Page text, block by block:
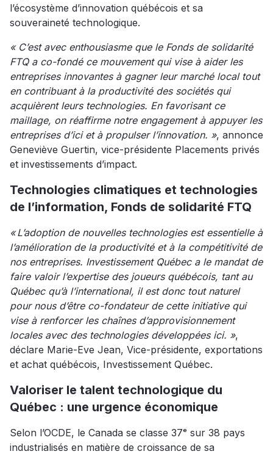
l’écosystème d’innovation québécois et sa
souveraineté technologique.
« C’est avec enthousiasme que le Fonds de solidarité
FTQ a co-fondé ce mouvement qui vise à aider les
entreprises innovantes à gagner leur marché local tout
en contribuant à la productivité des sociétés qui
acquièrent leurs technologies. En favorisant ce
maillage, on réaffirme notre engagement à appuyer les
entreprises d’ici et à propulser l’innovation. », annonce
Geneviève Guertin, vice-présidente Placements privés
et investissements d’impact.
Technologies climatiques et technologies
de l’information, Fonds de solidarité FTQ
« L’adoption de nouvelles technologies est essentielle à
l’amélioration de la productivité et à la compétitivité de
nos entreprises. Investissement Québec a le mandat de
faire valoir l’expertise des joueurs québécois, tant au
Québec qu’à l’international, il est donc tout naturel
pour nous d’être co-fondateur de cette initiative qui
vise à renforcer les chaînes d’approvisionnement
locales avec des technologies développées ici. »,
déclare Marie-Eve Jean, Vice-présidente, exportations
et achat québécois, Investissement Québec.
Valoriser le talent technologique du
Québec : une urgence économique
Selon l’OCDE, le Canada se classe 37ᵉ sur 38 pays
industrialisés en matière de croissance de sa